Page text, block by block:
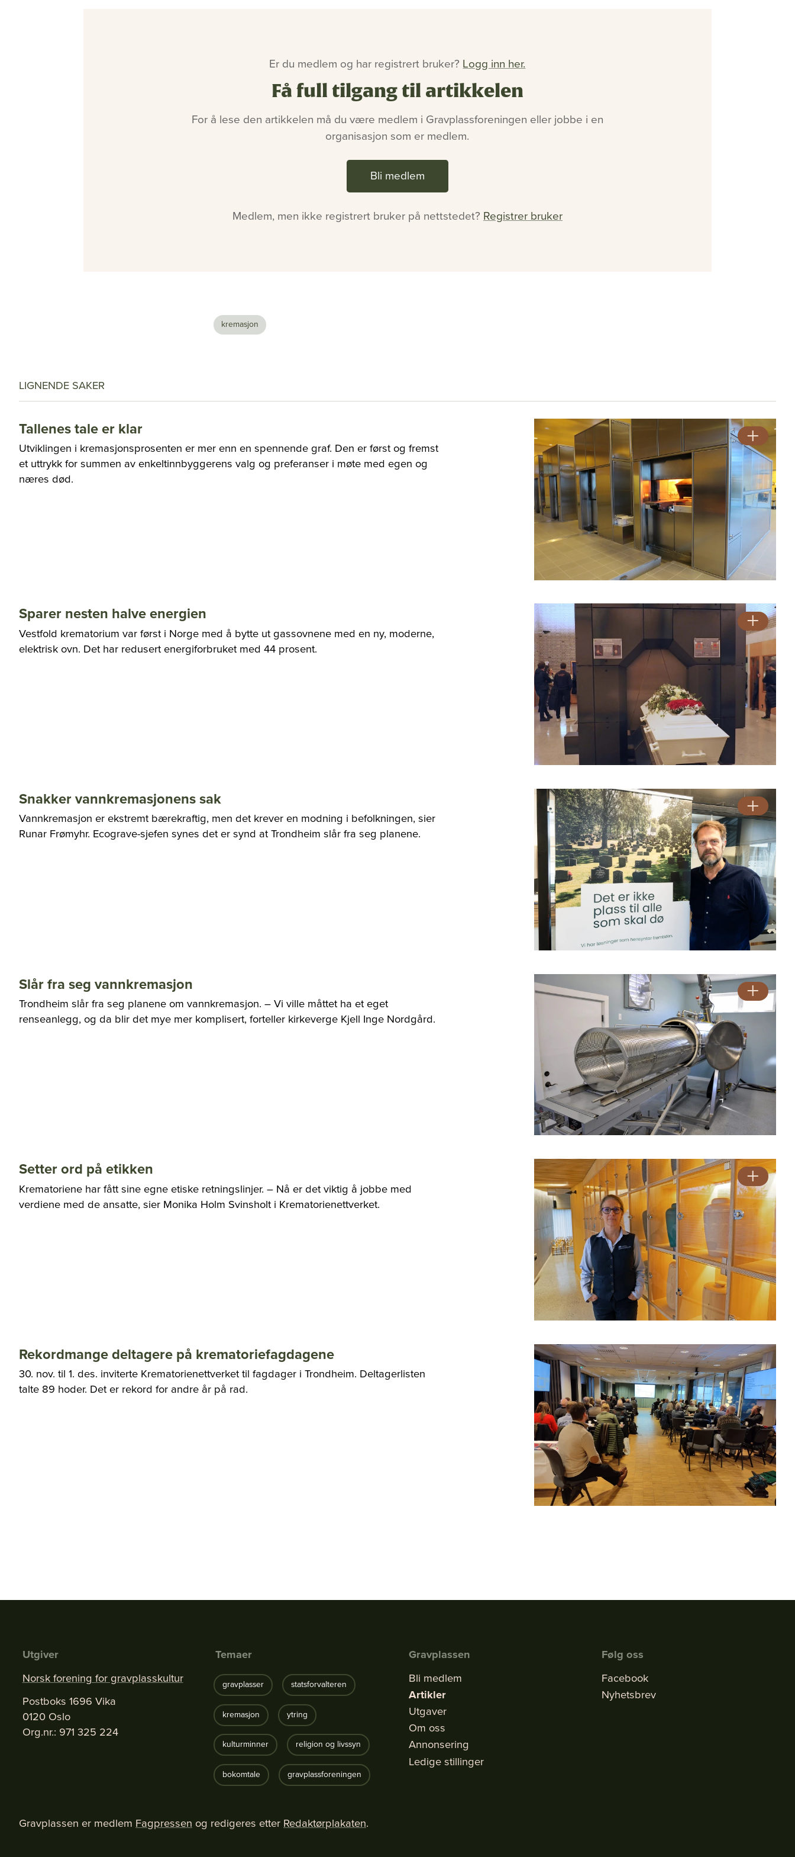
Er du medlem og har registrert bruker?Logg inn her.
Få full tilgang til artikkelen
For å lese den artikkelen må du være medlem i Gravplassforeningen eller jobbe i en
organisasjon som er medlem.
Bli medlem
Medlem, men ikke registrert bruker på nettstedet? Registrer bruker
kremasjon
LIGNENDE SAKER
Tallenes tale er klar
Utviklingen i kremasjonsprosenten er mer enn en spennende graf. Den er først og fremst
et uttrykk for summen av enkeltinnbyggerens valg og preferanser i møte med egen og
næres død.
Sparer nesten halve energien
Vestfold krematorium var først i Norge med å bytte ut gassovnene med en ny, moderne,
elektrisk ovn. Det har redusert energiforbruket med 44 prosent.
Snakker vannkremasjonens sak
Vannkremasjon er ekstremt bærekraftig, men det krever en modning i befolkningen, sier
Runar Frømyhr. Ecograve-sjefen synes det er synd at Trondheim slår fra seg planene.
Slår fra seg vannkremasjon
Trondheim slår fra seg planene om vannkremasjon. – Vi ville måttet ha et eget
renseanlegg, og da blir det mye mer komplisert, forteller kirkeverge Kjell Inge Nordgård.
Setter ord på etikken
Krematoriene har fått sine egne etiske retningslinjer. – Nå er det viktig å jobbe med
verdiene med de ansatte, sier Monika Holm Svinsholt i Krematorienettverket.
Rekordmange deltagere på krematoriefagdagene
30. nov. til 1. des. inviterte Krematorienettverket til fagdager i Trondheim. Deltagerlisten
talte 89 hoder. Det er rekord for andre år på rad.
Utgiver
Norsk forening for gravplasskultur
Postboks 1696 Vika
0120 Oslo
Org.nr.: 971 325 224
Temaer
gravplasser statsforvalteren
kremasjon ytring
kulturminner religion og livssyn
bokomtale gravplassforeningen
Gravplassen
Bli medlem
Artikler
Utgaver
Om oss
Annonsering
Ledige stillinger
Følg oss
Facebook
Nyhetsbrev
Gravplassen er medlem Fagpressen og redigeres etter Redaktørplakaten.